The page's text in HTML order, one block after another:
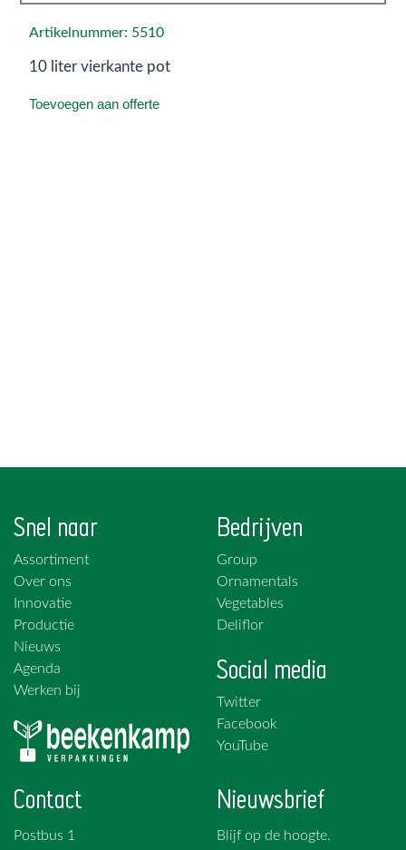
Artikelnummer: 5510
10 liter vierkante pot
Toevoegen aan offerte
Snel naar
Assortiment
Over ons
Innovatie
Productie
Nieuws
Agenda
Werken bij
Bedrijven
Group
Ornamentals
Vegetables
Deliflor
Social media
Twitter
Facebook
YouTube
Contact
Postbus 1
Nieuwsbrief
Blijf op de hoogte.